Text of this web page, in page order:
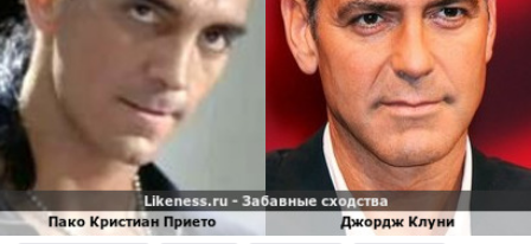
Кандидаты
Случайное сходство 👍
Создать сходство
Для публикации необходима авторизация